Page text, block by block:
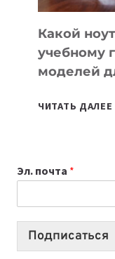
Какой
учебному
моделей
ЧИТАТЬ ДАЛЕЕ
Эл. почта *
Подписаться